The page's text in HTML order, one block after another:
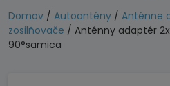
Domov / Autoantény / Anténne
zosilňovače / Anténny adaptér 2x
90°samica